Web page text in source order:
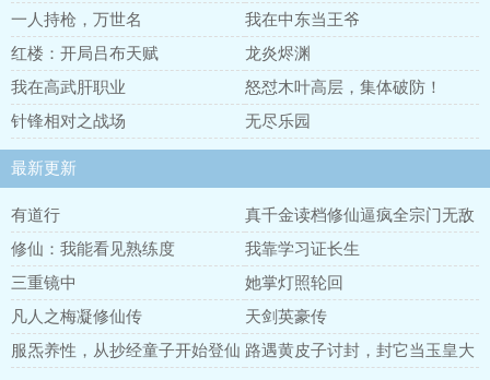
一人持枪，万世名
我在中东当王爷
红楼：开局吕布天赋
龙炎烬渊
我在高武肝职业
怒怼木叶高层，集体破防！
针锋相对之战场
无尽乐园
最新更新
有道行
真千金读档修仙逼疯全宗门无敌
了
修仙：我能看见熟练度
我靠学习证长生
三重镜中
她掌灯照轮回
凡人之梅凝修仙传
天剑英豪传
服炁养性，从抄经童子开始登仙 路遇黄皮子讨封，封它当玉皇大